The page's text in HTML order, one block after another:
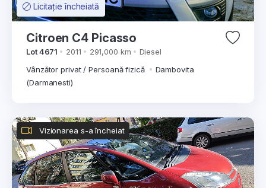
Licitație încheiată
Citroen C4 Picasso
Lot 4671 2011 291,000 km
Diesel
Vânzător privat / Persoană fizică
Dambovita
(Darmanesti)
Vizionarea s-a încheiat